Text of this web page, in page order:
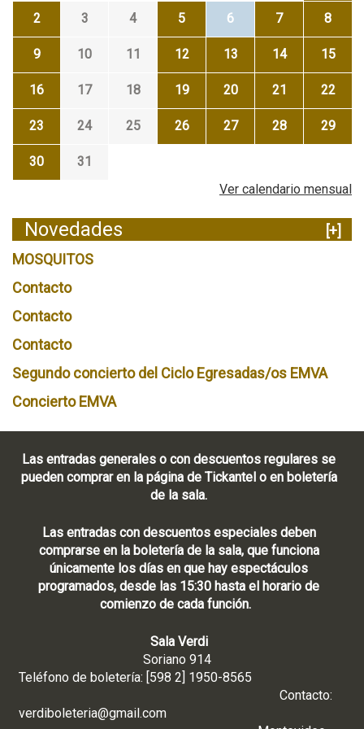
2 3 4 5 6 7 8
9 10 11 12 13 14 15
16 17 18 19 20 21 22
23 24 25 26 27 28 29
30
31
Ver calendario mensual
Novedades
[+]
MOSQUITOS
Contacto
Contacto
Contacto
Segundo concierto del Ciclo Egresadas/os EMVA
Concierto EMVA
Las entradas generales o con descuentos regulares se
pueden comprar en la página de Tickantel o en boletería
de la sala.
Las entradas con descuentos especiales deben
comprarse en la boletería de la sala, que funciona
únicamente los días en que hay espectáculos
programados, desde las 15:30 hasta el horario de
comienzo de cada función.
Sala Verdi
Soriano 914
Teléfono de boletería: [598 2] 1950-8565
Contacto:
verdiboleteria@gmail.com